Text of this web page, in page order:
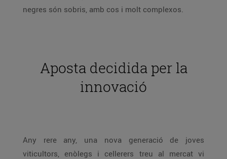
negres són sobris, amb cos i molt complexos.
Aposta decidida per la
innovació
Any rere any, una nova generació de joves
viticultors, enòlegs i cellerers treu al mercat vi